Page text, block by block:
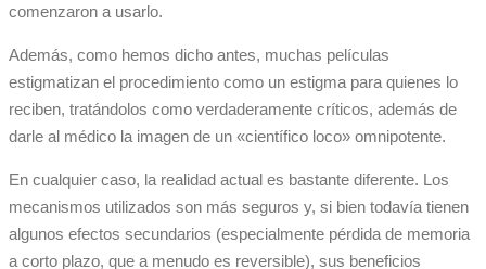
comenzaron a usarlo.
Además, como hemos dicho antes, muchas películas
estigmatizan el procedimiento como un estigma para quienes lo
reciben, tratándolos como verdaderamente críticos, además de
darle al médico la imagen de un «científico loco» omnipotente.
En cualquier caso, la realidad actual es bastante diferente. Los
mecanismos utilizados son más seguros y, si bien todavía tienen
algunos efectos secundarios (especialmente pérdida de memoria
a corto plazo, que a menudo es reversible), sus beneficios